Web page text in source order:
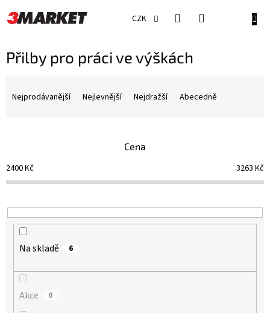
na
obsah
CZK
Přilby pro práci ve výškách
p
r
o
u
Nejprodávanější Nejlevnější Nejdražší Abecedně
Cena
2400Kč 3263 Kč
Na skladě 6
Akce 0